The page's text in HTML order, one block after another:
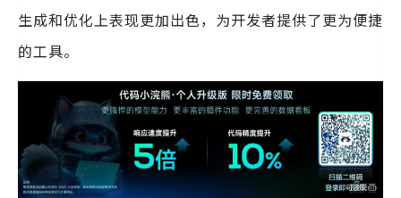
生成和优化上表现更加出色，为开发者提供了更为便捷
的工具。